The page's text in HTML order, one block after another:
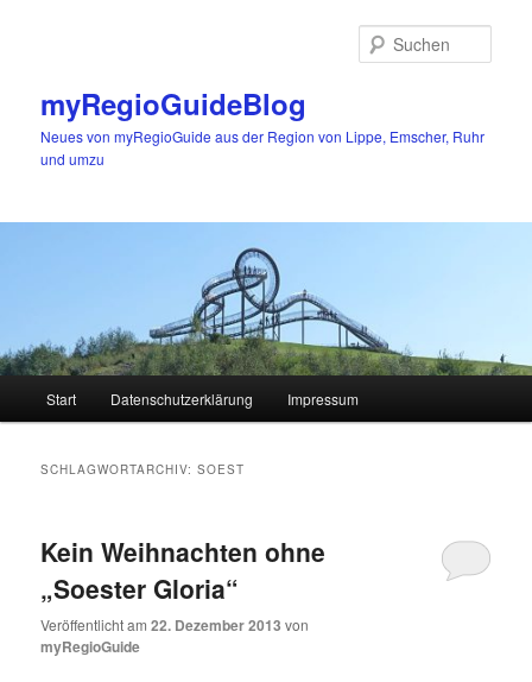
myRegioGuideBlog
Neues von myRegioGuide aus der Region von Lippe, Emscher, Ruhr
und umzu
Start Datenschutzerklärung Impressum
SCHLAGWORTARCHIV:SOEST
Kein Weihnachten ohne
„Soester Gloria“
Veröffentlicht am22. Dezember 2013 von
myRegioGuide